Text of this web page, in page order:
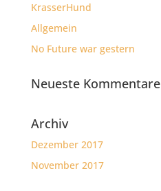
KrasserHund
Allgemein
No Future war gestern
Neueste Kommentare
Archiv
Dezember 2017
November 2017